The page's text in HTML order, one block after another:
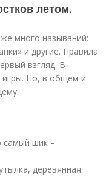
летом.
много называний:
и другие. Правила
взгляд. В
игры. Но, в общем и
самый шик –
деревянная